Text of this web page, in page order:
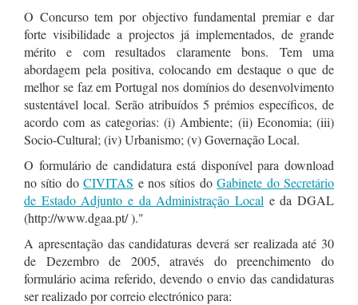
O Concurso tem por objectivo fundamental premiar e dar
forte visibilidade a projectos já implementados, de grande
mérito e com resultados claramente bons. Tem uma
abordagem pela positiva, colocando em destaque o que de
melhor se faz em Portugal nos domínios do desenvolvimento
sustentável local. Serão atribuídos 5 prémios específicos, de
acordo com as categorias: (i) Ambiente; (ii) Economia; (iii)
Socio-Cultural; (iv) Urbanismo; (v) Governação Local.
O formulário de candidatura está disponível para download
no sítio doCIVITAS e nos sítios doGabinete do Secretário
de Estado Adjunto e da Administração Local e da DGAL
(http://www.dgaa.pt/ )."
A apresentação das candidaturas deverá ser realizada até 30
de Dezembro de 2005, através do preenchimento do
formulário acima referido, devendo o envio das candidaturas
ser realizado por correio electrónico para: